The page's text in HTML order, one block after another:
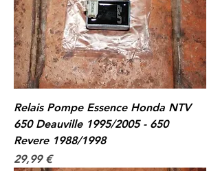
Relais Pompe Essence Honda NTV
650 Deauville 1995/2005 - 650
Revere 1988/1998
Prix
29,99 €